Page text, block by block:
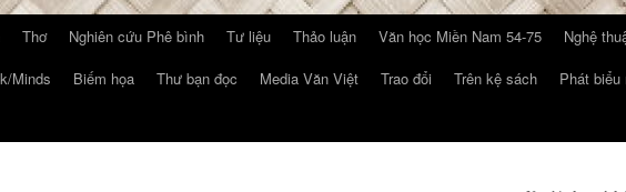
Thơ Nghiên cứu Phê bình Tư liệu Thảo luận Văn học Miền Nam 54-75
Nghệ
Minds Biếm họa Thư bạn đọc Media Văn Việt Trao đổi Trên kệ sách
Phát